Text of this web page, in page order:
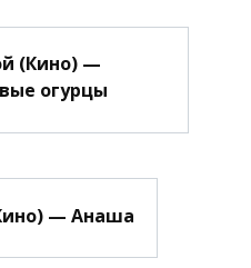
(Кино) —
огурцы
— Анаша